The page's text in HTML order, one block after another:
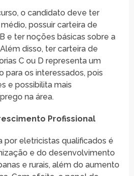
o candidato deve ter
possuir carteira de
e ter noções básicas sobre a
disso, ter carteira de
C ou D representa um
para os interessados, pois
e possibilita mais
na área.
Profissional
por eletricistas qualificados é
e do desenvolvimento
e rurais, além do aumento